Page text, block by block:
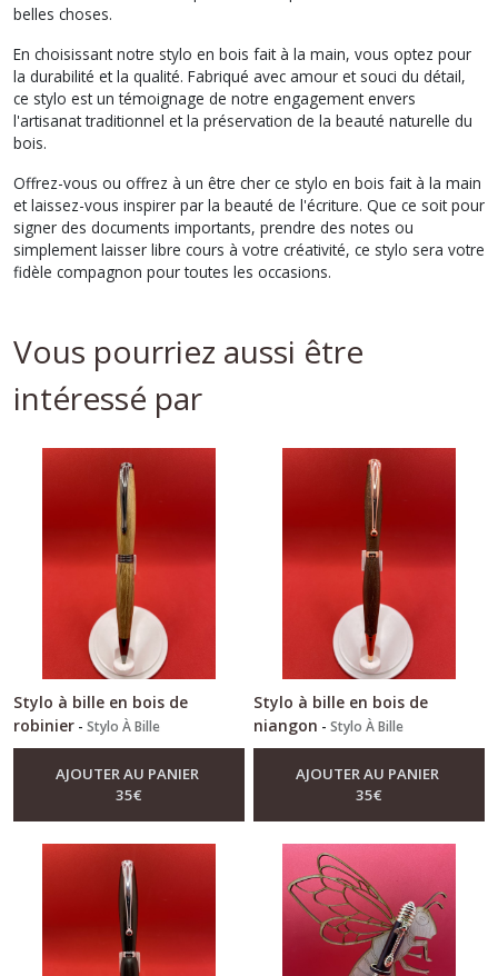
belles choses.
En choisissant notre stylo en bois fait à la main, vous optez pour
la durabilité et la qualité. Fabriqué avec amour et souci du détail,
ce stylo est un témoignage de notre engagement envers
l'artisanat traditionnel et la préservation de la beauté naturelle du
bois.
Offrez-vous ou offrez à un être cher ce stylo en bois fait à la main
et laissez-vous inspirer par la beauté de l'écriture. Que ce soit pour
signer des documents importants, prendre des notes ou
simplement laisser libre cours à votre créativité, ce stylo sera votre
fidèle compagnon pour toutes les occasions.
Vous pourriez aussi être
intéressé par
Stylo à bille en bois de
robinier - Stylo À Bille
AJOUTER AU PANIER
35€
Stylo à bille en bois de
niangon -Stylo À Bille
AJOUTER AU PANIER
35€